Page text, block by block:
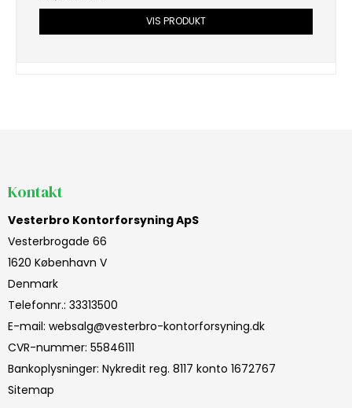
VIS PRODUKT
Kontakt
Vesterbro Kontorforsyning ApS
Vesterbrogade 66
1620 København V
Denmark
Telefonnr.: 33313500
E-mail: websalg@vesterbro-kontorforsyning.dk
CVR-nummer: 55846111
Bankoplysninger: Nykredit reg. 8117 konto 1672767
Sitemap